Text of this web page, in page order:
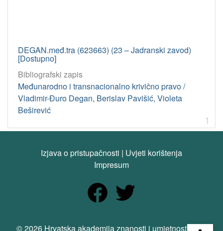
DEGAN.međ.tra (623663) (23 – Jadranski zavod)
[Dostupno]
Bibliografski zapis
Međunarodno i transnacionalno krivično pravo /
Vladimir-Đuro Degan, Berislav Pavišić, Violeta
Beširević
1
Izjava o pristupačnosti | Uvjeti korištenja
Impresum
© 2026 Hrvatska akademija znanosti i umjetnosti. Sva